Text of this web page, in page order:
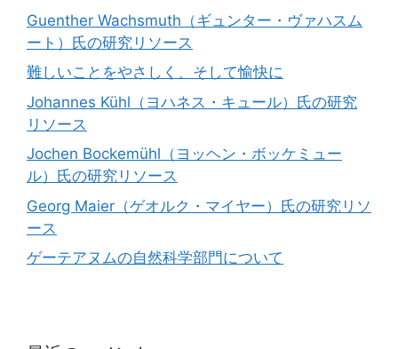
Guenther Wachsmuth（ギュンター・ヴァハスム
ート）氏の研究リソース
難しいことをやさしく、そして愉快に
Johannes Kühl（ヨハネス・キュール）氏の研究
リソース
Jochen Bockemühl（ヨッヘン・ボッケミュー
ル）氏の研究リソース
Georg Maier（ゲオルク・マイヤー）氏の研究リソ
ース
ゲーテアヌムの自然科学部門について